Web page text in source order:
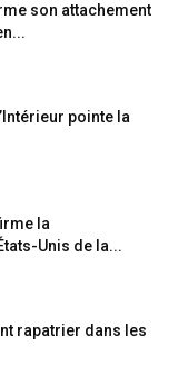
son attachement
pointe la
la
Unis de la...
rapatrier dans les